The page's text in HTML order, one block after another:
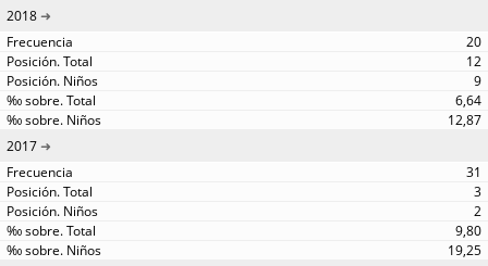
2018
20
12
9
6,64
12,87
2017
31
3
2
9,80
19,25